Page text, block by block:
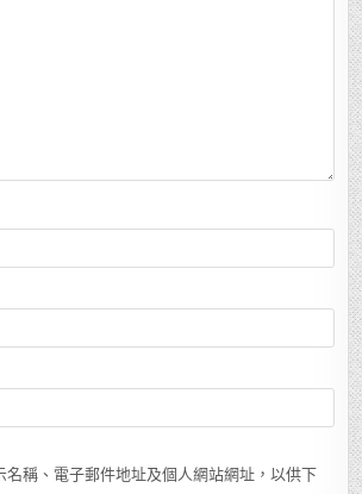
名稱、電子郵件地址及個人網站網址，以供下